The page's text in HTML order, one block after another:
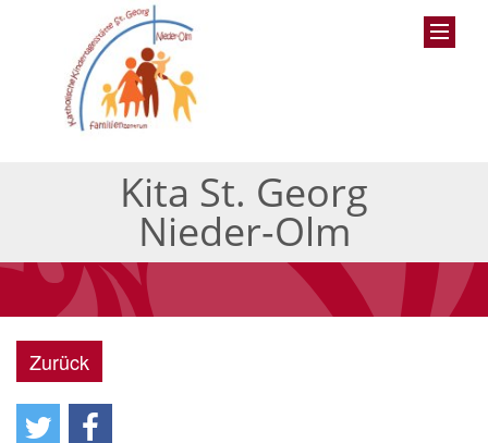
Kita St. Georg
Nieder-Olm
Zurück